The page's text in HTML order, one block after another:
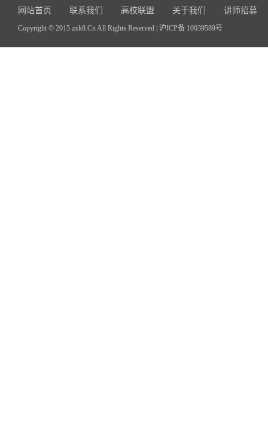
网站首页 联系我们 高校联盟 关于我们 讲师招募
Copyright © 2015 zxk8.Cn All Rights Reserved | 沪ICP备 10039589号